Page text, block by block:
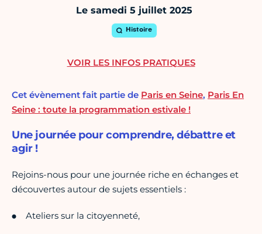
Le samedi 5 juillet 2025
Histoire
Cet évènement fait partie de Paris en Seine, Paris En
Seine : toute la programmation estivale !
Une journée pour comprendre, débattre et
agir !
Rejoins-nous pour une journée riche en échanges et
découvertes autour de sujets essentiels :
Ateliers sur la citoyenneté,
VOIR LES INFOS PRATIQUES